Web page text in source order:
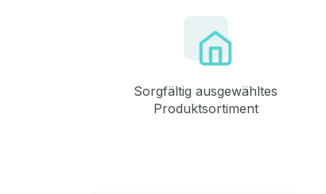
Sorgfältig ausgewähltes
Produktsortiment